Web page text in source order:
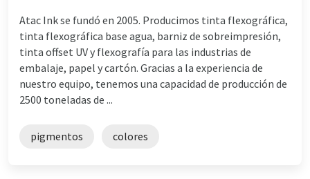
Atac Ink se fundó en 2005. Producimos tinta flexográfica,
tinta flexográfica base agua, barniz de sobreimpresión,
tinta offset UV y flexografía para las industrias de
embalaje, papel y cartón. Gracias a la experiencia de
nuestro equipo, tenemos una capacidad de producción de
2500 toneladas de ...
pigmentos colores